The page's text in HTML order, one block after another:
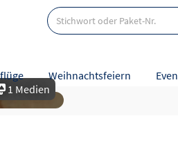
Weihnachtsfeiern
1 Medien